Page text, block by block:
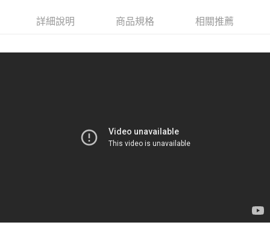
詳細說明 商品規格 相關推薦